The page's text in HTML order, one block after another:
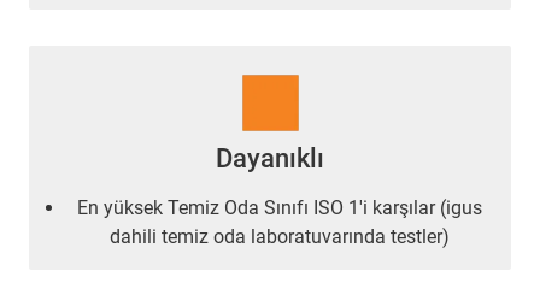
Dayanıklı
En yüksek Temiz Oda Sınıfı ISO 1'i karşılar (igus
dahili temiz oda laboratuvarında testler)